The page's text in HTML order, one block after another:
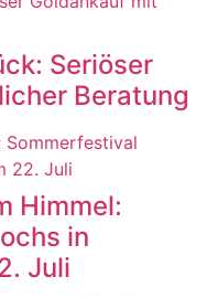
Seriöser
Beratung
Himmel:
in
Juli